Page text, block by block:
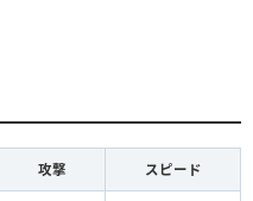
攻撃 スピード